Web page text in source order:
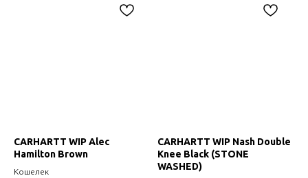
CARHARTT WIP Alec
Hamilton Brown
Кошелек
CARHARTT WIP Nash Double
Knee Black (STONE
WASHED)